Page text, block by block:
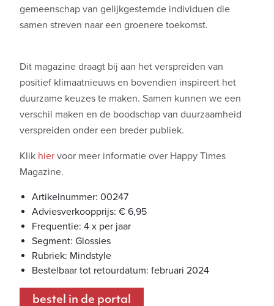
gemeenschap van gelijkgestemde individuen die
samen streven naar een groenere toekomst.
Dit magazine draagt bij aan het verspreiden van
positief klimaatnieuws en bovendien inspireert het
duurzame keuzes te maken. Samen kunnen we een
verschil maken en de boodschap van duurzaamheid
verspreiden onder een breder publiek.
Klik hier voor meer informatie over Happy Times
Magazine.
Artikelnummer: 00247
Adviesverkoopprijs: € 6,95
Frequentie: 4 x per jaar
Segment: Glossies
Rubriek: Mindstyle
Bestelbaar tot retourdatum: februari 2024
bestel in de portal